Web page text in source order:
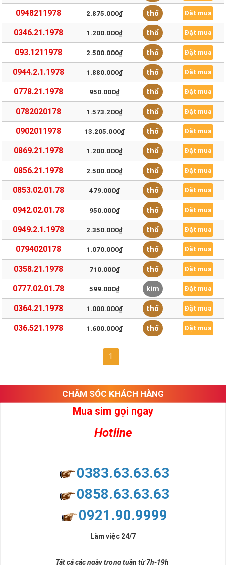
0948211978 2.875.000₫ thổ Đặt mua
0346.21.1978 1.200.000₫ thổ Đặt mua
093.1211978 2.500.000₫ thổ Đặt mua
0944.2.1.1978 1.880.000₫ thổ Đặt mua
0778.21.1978 950.000₫ thổ Đặt mua
0782020178 1.573.200₫ thổ Đặt mua
0902011978 13.205.000₫ thổ Đặt mua
0869.21.1978 1.200.000₫ thổ Đặt mua
0856.21.1978 2.500.000₫ thổ Đặt mua
0853.02.01.78 479.000₫ thổ Đặt mua
0942.02.01.78 950.000₫ thổ Đặt mua
0949.2.1.1978 2.350.000₫ thổ Đặt mua
0794020178 1.070.000₫ thổ Đặt mua
0358.21.1978 710.000₫ thổ Đặt mua
0777.02.01.78 599.000₫ kim Đặt mua
0364.21.1978 1.000.000₫ thổ Đặt mua
036.521.1978 1.600.000₫ thổ Đặt mua
1
CHĂM SÓC KHÁCH HÀNG
Mua sim gọi ngay
Hotline
0383.63.63.63
0858.63.63.63
0921.90.9999
Làm việc 24/7
Tất cả các ngày trong tuần từ 7h-19h